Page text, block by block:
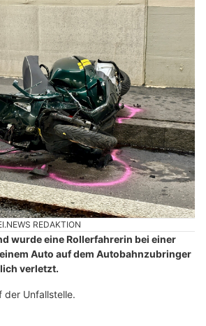
REDAKTION
wurde eine Rollerfahrerin bei einer
Auto auf dem Autobahnzubringer
verletzt.
der Unfallstelle.